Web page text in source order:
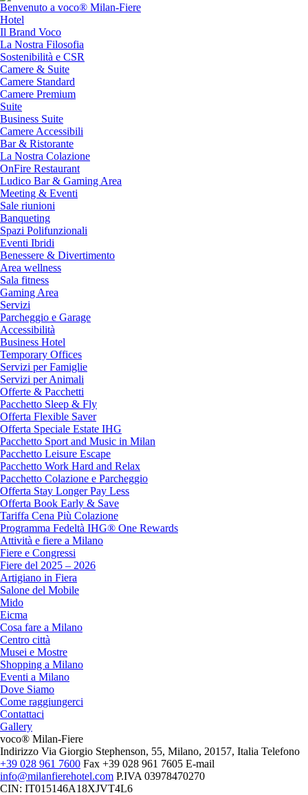
Benvenuto a voco® Milan-Fiere
Hotel
Il Brand Voco
La Nostra Filosofia
Sostenibilità e CSR
Camere & Suite
Camere Standard
Camere Premium
Suite
Business Suite
Camere Accessibili
Bar & Ristorante
La Nostra Colazione
OnFire Restaurant
Ludico Bar & Gaming Area
Meeting & Eventi
Sale riunioni
Banqueting
Spazi Polifunzionali
Eventi Ibridi
Benessere & Divertimento
Area wellness
Sala fitness
Gaming Area
Servizi
Parcheggio e Garage
Accessibilità
Business Hotel
Temporary Offices
Servizi per Famiglie
Servizi per Animali
Offerte & Pacchetti
Pacchetto Sleep & Fly
Offerta Flexible Saver
Offerta Speciale Estate IHG
Pacchetto Sport and Music in Milan
Pacchetto Leisure Escape
Pacchetto Work Hard and Relax
Pacchetto Colazione e Parcheggio
Offerta Stay Longer Pay Less
Offerta Book Early & Save
Tariffa Cena Più Colazione
Programma Fedeltà IHG® One Rewards
Attività e fiere a Milano
Fiere e Congressi
Fiere del 2025 – 2026
Artigiano in Fiera
Salone del Mobile
Mido
Eicma
Cosa fare a Milano
Centro città
Musei e Mostre
Shopping a Milano
Eventi a Milano
Dove Siamo
Come raggiungerci
Contattaci
Gallery
voco® Milan-Fiere
Indirizzo Via Giorgio Stephenson, 55, Milano, 20157, Italia Telefono
+39 028 961 7600 Fax +39 028 961 7605 E-mail
info@milanfierehotel.com P.IVA 03978470270
CIN: IT015146A18XJVT4L6